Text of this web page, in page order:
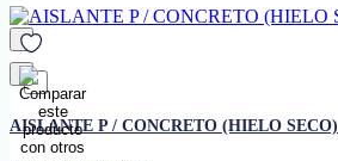
absorbe humedad y su
diversidad de medidas le
el mínimo de material.
favorito
AISLANTE P / CONCRETO (HIELO SECO)